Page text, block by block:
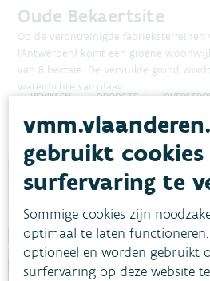
Oude Bekaertsite
Op de verontreinigde fabrieksterreinen
(Antwerpen) komt een groene
van 8 hectare. De vervuilde grond
waterdichte sarcofaag.
HEMIKSEM DROOGTE
gebruikt
surfervaring te
Sommige cookies zijn
optimaal te laten
optioneel en worden gebruikt
surfervaring op deze website